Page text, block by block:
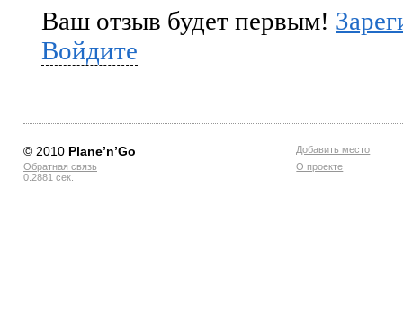
Ваш отзыв будет первым!
Войдите
© 2010 Planе’n’Go
Обратная связь
0.2881 сек.
Добавить место
О проекте